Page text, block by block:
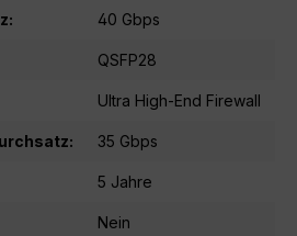
40 Gbps
QSFP28
Ultra High-End Firewall
35 Gbps
5 Jahre
Nein